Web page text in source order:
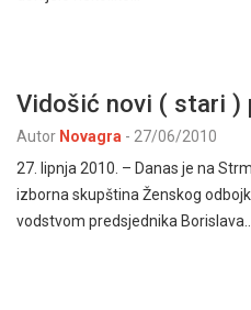
Vidošić novi ( stari )
Autor Novagra - 27/06/2010
27. lipnja 2010. – Danas je na
izborna skupština Ženskog
vodstvom predsjednika Borislava…